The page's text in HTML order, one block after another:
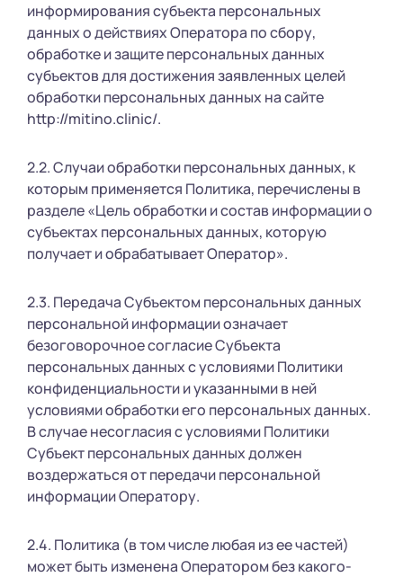
информирования субъекта персональных
данных о действиях Оператора по сбору,
обработке и защите персональных данных
субъектов для достижения заявленных целей
обработки персональных данных на сайте
http://mitino.clinic/.
2.2. Случаи обработки персональных данных, к
которым применяется Политика, перечислены в
разделе «Цель обработки и состав информации о
субъектах персональных данных, которую
получает и обрабатывает Оператор».
2.3. Передача Субъектом персональных данных
персональной информации означает
безоговорочное согласие Субъекта
персональных данных с условиями Политики
конфиденциальности и указанными в ней
условиями обработки его персональных данных.
В случае несогласия с условиями Политики
Субъект персональных данных должен
воздержаться от передачи персональной
информации Оператору.
2.4. Политика (в том числе любая из ее частей)
может быть изменена Оператором без какого-